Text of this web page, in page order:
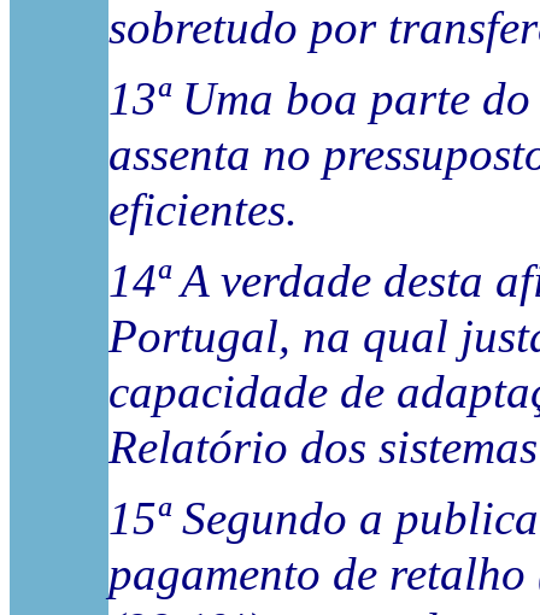
sobretudo por
13ª Uma boa parte
assenta no
eficientes.
14ª A verdade desta
Portugal, na qual
capacidade de
Relatório dos
15ª Segundo a
pagamento de